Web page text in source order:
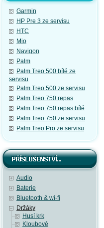
Garmin
HP Pre 3 ze servisu
HTC
Mio
Navigon
Palm
Palm Treo 500 bílé ze
servisu
Palm Treo 500 ze servisu
Palm Treo 750 repas
Palm Treo 750 repas bílé
Palm Treo 750 ze servisu
Palm Treo Pro ze servisu
Audio
Baterie
Bluetooth & wi-fi
Držáky
Husí krk
Kloubové